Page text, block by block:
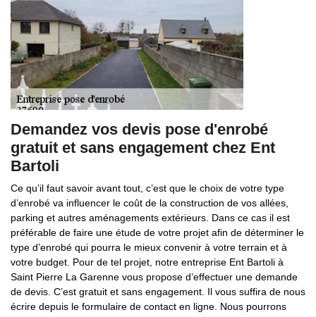
Demandez vos devis pose d'enrobé
gratuit et sans engagement chez Ent
Bartoli
Ce qu’il faut savoir avant tout, c’est que le choix de votre type
d’enrobé va influencer le coût de la construction de vos allées,
parking et autres aménagements extérieurs. Dans ce cas il est
préférable de faire une étude de votre projet afin de déterminer le
type d’enrobé qui pourra le mieux convenir à votre terrain et à
votre budget. Pour de tel projet, notre entreprise Ent Bartoli à
Saint Pierre La Garenne vous propose d’effectuer une demande
de devis. C’est gratuit et sans engagement. Il vous suffira de nous
écrire depuis le formulaire de contact en ligne. Nous pourrons